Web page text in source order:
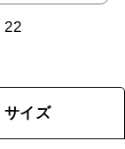
22
サイズ